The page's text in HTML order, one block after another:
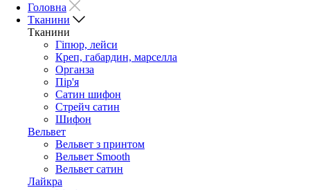
Головна
Тканини
Тканини
Гіпюр, лейси
Креп, габардин, марселла
Органза
Пір'я
Сатин шифон
Стрейч сатин
Шифон
Вельвет
Вельвет з принтом
Вельвет Smooth
Вельвет сатин
Лайкра